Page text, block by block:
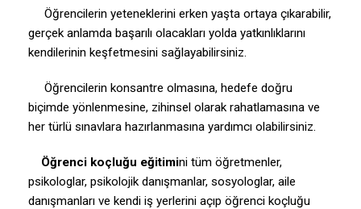
Öğrencilerin yeteneklerini erken yaşta ortaya çıkarabilir,
gerçek anlamda başarılı olacakları yolda yatkınlıklarını
kendilerinin keşfetmesini sağlayabilirsiniz.
Öğrencilerin konsantre olmasına, hedefe doğru
biçimde yönlenmesine, zihinsel olarak rahatlamasına ve
her türlü sınavlara hazırlanmasına yardımcı olabilirsiniz.
Öğrenci koçluğu eğitimini tüm öğretmenler,
psikologlar, psikolojik danışmanlar, sosyologlar, aile
danışmanları ve kendi iş yerlerini açıp öğrenci koçluğu